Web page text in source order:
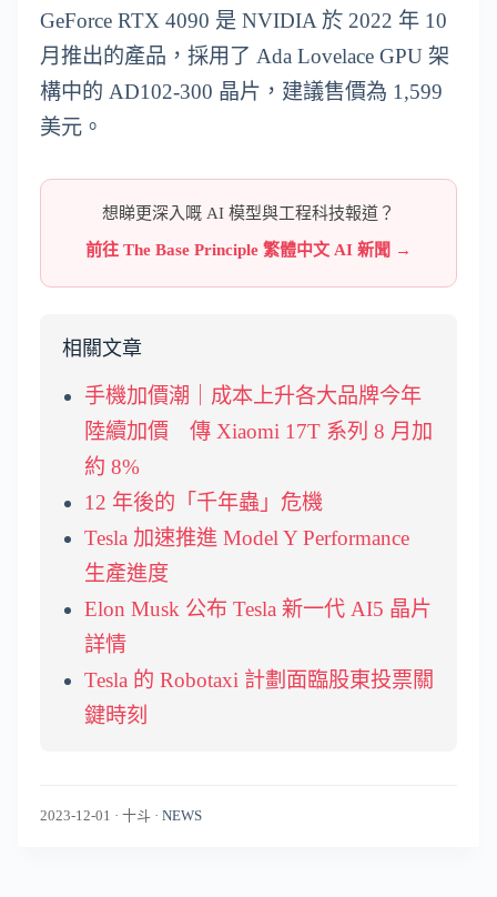
GeForce RTX 4090 是 NVIDIA 於 2022 年 10
月推出的產品，採用了 Ada Lovelace GPU 架
構中的 AD102-300 晶片，建議售價為 1,599
美元。
想睇更深入嘅 AI 模型與工程科技報道？
前往 The Base Principle 繁體中文 AI 新聞 →
相關文章
手機加價潮｜成本上升各大品牌今年
陸續加價 傳 Xiaomi 17T 系列 8 月加
約 8%
12 年後的「千年蟲」危機
Tesla 加速推進 Model Y Performance
生產進度
Elon Musk 公布 Tesla 新一代 AI5 晶片
詳情
Tesla 的 Robotaxi 計劃面臨股東投票關
鍵時刻
2023-12-01 · 十斗 · NEWS